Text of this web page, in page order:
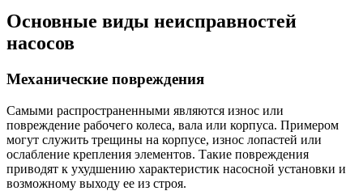
Основные виды неисправностей
насосов
Механические повреждения
Самыми распространенными являются износ или
повреждение рабочего колеса, вала или корпуса. Примером
могут служить трещины на корпусе, износ лопастей или
ослабление крепления элементов. Такие повреждения
приводят к ухудшению характеристик насосной установки и
возможному выходу ее из строя.